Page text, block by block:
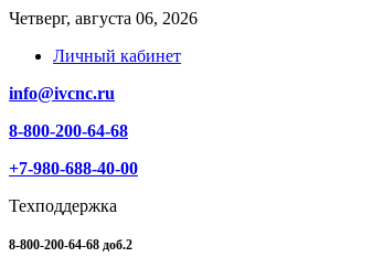
Четверг, августа 06, 2026
Личный кабинет
info@ivcnc.ru
8-800-200-64-68
+7-980-688-40-00
Техподдержка
8-800-200-64-68 доб.2